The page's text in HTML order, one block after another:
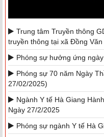
Trung tâm Truyền thông
truyền thông tại xã Đồng
Phóng sự hưởng ứng
Phóng sự 70 năm Ngày
27/02/2025)
Ngành Y tế Hà Giang
Ngày 27/2/2025
Phóng sự ngành Y tế Hà